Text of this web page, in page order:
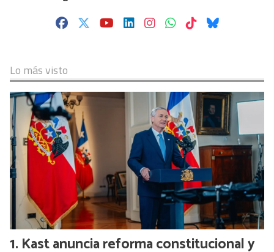
Lo más visto
Kast anuncia reforma constitucional y